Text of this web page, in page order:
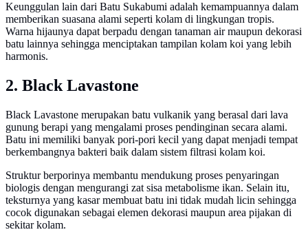
Keunggulan lain dari Batu Sukabumi adalah kemampuannya dalam
memberikan suasana alami seperti kolam di lingkungan tropis.
Warna hijaunya dapat berpadu dengan tanaman air maupun dekorasi
batu lainnya sehingga menciptakan tampilan kolam koi yang lebih
harmonis.
2. Black Lavastone
Black Lavastone merupakan batu vulkanik yang berasal dari lava
gunung berapi yang mengalami proses pendinginan secara alami.
Batu ini memiliki banyak pori-pori kecil yang dapat menjadi tempat
berkembangnya bakteri baik dalam sistem filtrasi kolam koi.
Struktur berporinya membantu mendukung proses penyaringan
biologis dengan mengurangi zat sisa metabolisme ikan. Selain itu,
teksturnya yang kasar membuat batu ini tidak mudah licin sehingga
cocok digunakan sebagai elemen dekorasi maupun area pijakan di
sekitar kolam.